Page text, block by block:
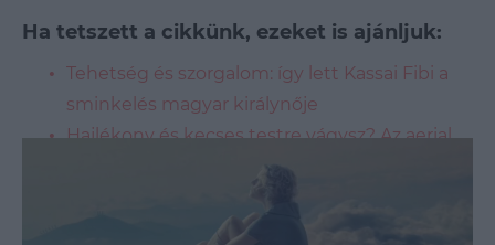
Ha tetszett a cikkünk, ezeket is ajánljuk:
Tehetség és szorgalom: így lett Kassai Fibi a
sminkelés magyar királynője
Hajlékony és kecses testre vágysz? Az aerial
légtornával könnyedén elérheted
mozgásforma, ez a Gyrotonic